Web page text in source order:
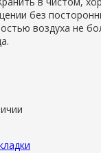
без
воздуха не